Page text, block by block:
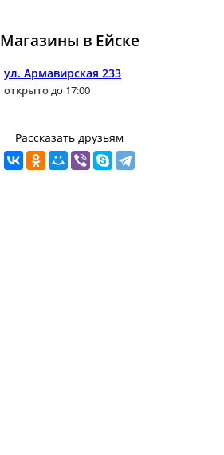
Магазины в Ейскe
ул. Армавирская 233
открытодо 17:00
Рассказать друзьям